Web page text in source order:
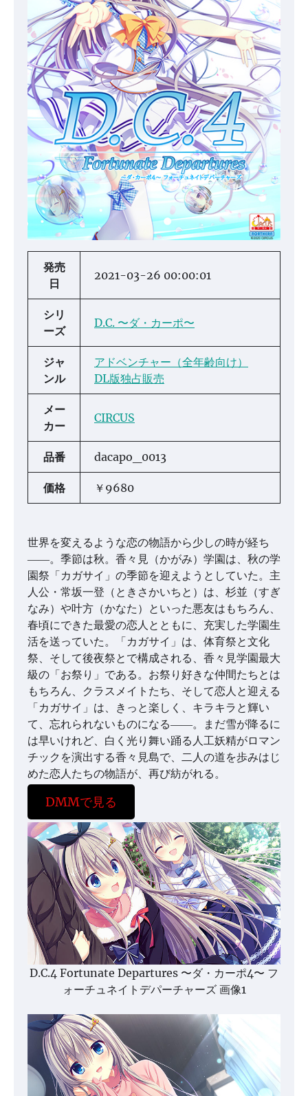
発売
日
2021-03-26 00:00:01
シリ
ーズ
D.C. 〜ダ・カーポ〜
ジャ
ンル
アドベンチャー（全年齢向け）
DL版独占販売
メー
カー
CIRCUS
品番 dacapo_0013
価格 ￥9680
世界を変えるような恋の物語から少しの時が経ち
――。季節は秋。香々見（かがみ）学園は、秋の学
園祭「カガサイ」の季節を迎えようとしていた。主
人公・常坂一登（ときさかいちと）は、杉並（すぎ
なみ）や叶方（かなた）といった悪友はもちろん、
春頃にできた最愛の恋人とともに、充実した学園生
活を送っていた。「カガサイ」は、体育祭と文化
祭、そして後夜祭とで構成される、香々見学園最大
級の「お祭り」である。お祭り好きな仲間たちとは
もちろん、クラスメイトたち、そして恋人と迎える
「カガサイ」は、きっと楽しく、キラキラと輝い
て、忘れられないものになる――。まだ雪が降るに
は早いけれど、白く光り舞い踊る人工妖精がロマン
チックを演出する香々見島で、二人の道を歩みはじ
めた恋人たちの物語が、再び紡がれる。
DMMで見る
D.C.4 Fortunate Departures 〜ダ・カーポ4〜 フ
ォーチュネイトデパーチャーズ 画像1